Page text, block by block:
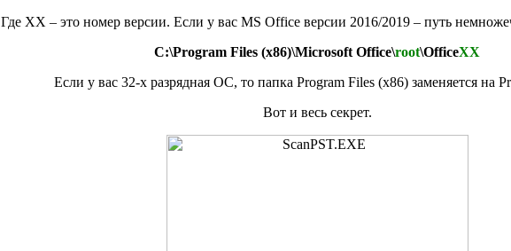
Где ХХ – это номер версии. Если у вас MS Office версии 2016/2019 – путь
C:\Program Files (x86)\Microsoft Office\root\OfficeXX
Если у вас 32-х разрядная ОС, то папка Program Files (x86) заменяется на
Вот и весь секрет.